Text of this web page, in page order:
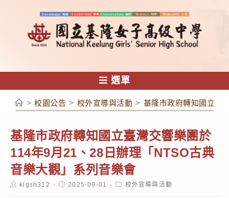
容
選單
> 校園公告 > 校外宣導與活動 > 基隆市政府轉知國立臺
基隆市政府轉知國立臺灣交響樂團於
114年9月21、28日辦理「NTSO古典
音樂大觀」系列音樂會
Postklgsh312
Post2025-09-01
Post校外宣導與活動